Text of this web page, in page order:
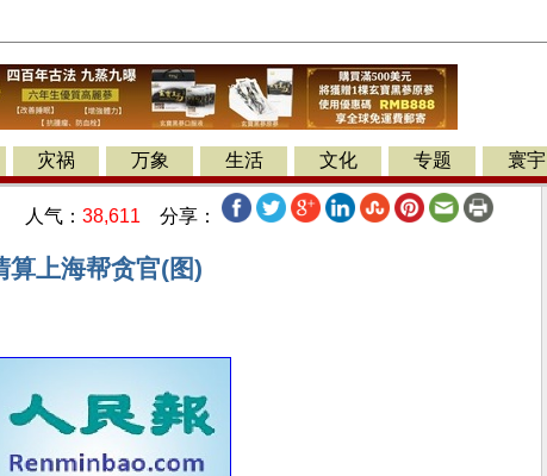
灾祸 万象 生活 文化 专题 寰宇
人气： 38,611 分享：
算上海帮贪官(图)